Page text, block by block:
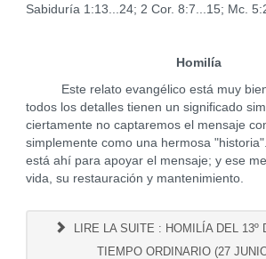
Sabiduría 1:13...24; 2 Cor. 8:7...15; Mc.
Homilía
Este relato evangélico está muy
todos los detalles tienen un significado
ciertamente no captaremos el mensaje
simplemente como una hermosa
está ahí para apoyar el mensaje; y ese
vida, su restauración y mantenimiento.
LIRE LA SUITE : HOMILÍA DEL 13º
TIEMPO ORDINARIO (27